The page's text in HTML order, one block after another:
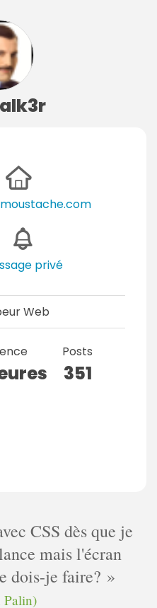
privé
Web
Posts
351
CSS dès que je
mais l'écran
dois-je faire?
Palin)